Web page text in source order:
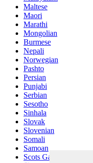
Maltese
Maori
Marathi
Mongolian
Burmese
Nepali
Norwegian
Pashto
Persian
Punjabi
Serbian
Sesotho
Sinhala
Slovak
Slovenian
Somali
Samoan
Scots Gaelic